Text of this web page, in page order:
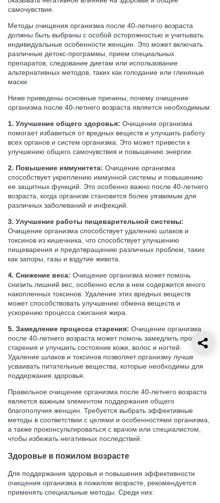
самочувствие.
Методы очищения организма после 40-летнего возраста
должны быть выбраны с особой осторожностью и учитывать
индивидуальные особенности женщин. Это может включать
различные детокс-программы, прием специальных
препаратов, следование диетам или использование
альтернативных методов, таких как голодание или глиняные
маски.
Ниже приведены основные причины, почему очищение
организма после 40-летнего возраста является необходимым:
1. Улучшение общего здоровья: Очищение организма
помогает избавиться от вредных веществ и улучшить работу
всех органов и систем организма. Это может привести к
улучшению общего самочувствия и повышению энергии.
2. Повышение иммунитета: Очищение организма
способствует укреплению иммунной системы и повышению
ее защитных функций. Это особенно важно после 40-летнего
возраста, когда организм становится более уязвимым для
различных заболеваний и инфекций.
3. Улучшение работы пищеварительной системы:
Очищение организма способствует удалению шлаков и
токсинов из кишечника, что способствует улучшению
пищеварения и предотвращению различных проблем, таких
как запоры, газы и вздутие живота.
4. Снижение веса: Очищение организма может помочь
снизить лишний вес, особенно если в нем содержится много
накопленных токсинов. Удаление этих вредных веществ
может способствовать улучшению обмена веществ и
ускорению процесса сжигания жира.
5. Замедление процесса старения: Очищение организма
после 40-летнего возраста может помочь замедлить процесс
старения и улучшить состояние кожи, волос и ногтей.
Удаление шлаков и токсинов позволяет организму лучше
усваивать питательные вещества, которые необходимы для
поддержания здоровья.
Правильное очищение организма после 40-летнего возраста
является важным элементом поддержания общего
благополучия женщин. Требуется выбрать эффективные
методы в соответствии с целями и особенностями организма,
а также проконсультироваться с врачом или специалистом,
чтобы избежать негативных последствий.
Здоровье в пожилом возрасте
Для поддержания здоровья и повышения эффективности
очищения организма в пожилом возрасте, рекомендуется
применять специальные методы. Среди них: